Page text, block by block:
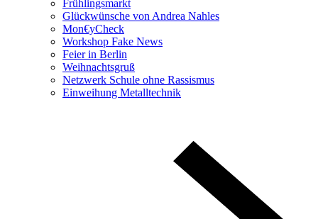
Frühlingsmarkt
Glückwünsche von Andrea Nahles
Mon€yCheck
Workshop Fake News
Feier in Berlin
Weihnachtsgruß
Netzwerk Schule ohne Rassismus
Einweihung Metalltechnik